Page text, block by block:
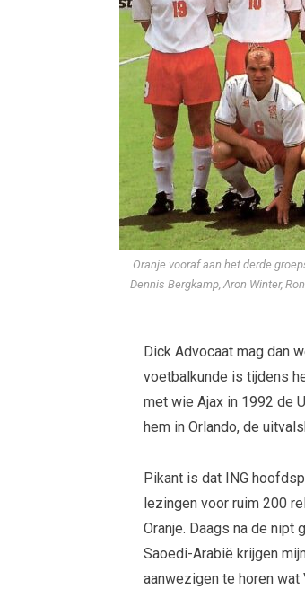
Oranje vooraf aan het derde
Dennis Bergkamp, Aron Winter,
Dick Advocaat mag dan
voetbalkunde is tijdens
met wie Ajax in 1992 de
hem in Orlando, de
Pikant is dat ING
lezingen voor ruim 200
Oranje. Daags na de
Saoedi-Arabië krijgen
aanwezigen te horen wat